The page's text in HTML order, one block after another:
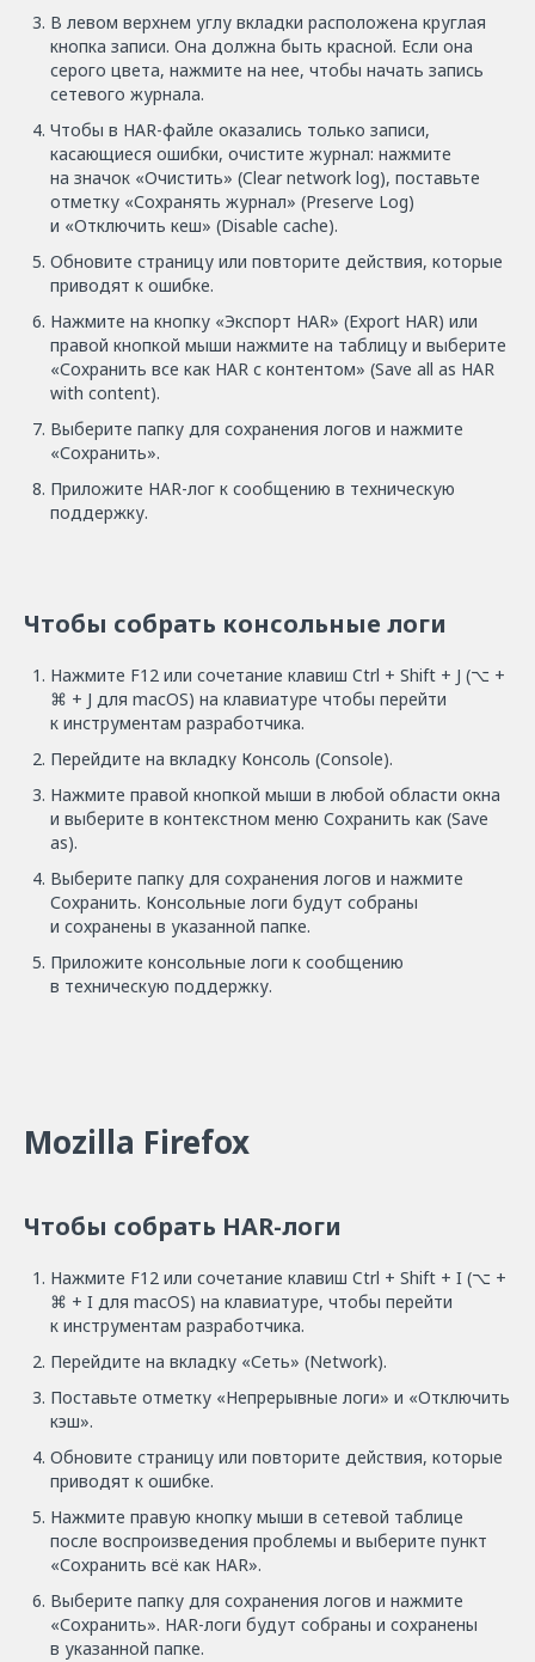
В левом верхнем углу вкладки расположена круглая
кнопка записи. Она должна быть красной. Если она
серого цвета, нажмите на нее, чтобы начать запись
сетевого журнала.
Чтобы в HAR-файле оказались только записи,
касающиеся ошибки, очистите журнал: нажмите
на значок «Очистить» (Clear network log), поставьте
отметку «Сохранять журнал» (Preserve Log)
и «Отключить кеш» (Disable cache).
Обновите страницу или повторите действия, которые
приводят к ошибке.
Нажмите на кнопку «Экспорт HAR» (Export HAR) или
правой кнопкой мыши нажмите на таблицу и выберите
«Сохранить все как HAR с контентом» (Save all as HAR
with content).
Выберите папку для сохранения логов и нажмите
«Сохранить».
Приложите HAR-лог к сообщению в техническую
поддержку.
Чтобы собрать консольные логи
Нажмите F12 или сочетание клавиш Ctrl + Shift + J (⌥ +
⌘ + J для macOS) на клавиатуре чтобы перейти
к инструментам разработчика.
Перейдите на вкладку Консоль (Console).
Нажмите правой кнопкой мыши в любой области окна
и выберите в контекстном меню Сохранить как (Save
as).
Выберите папку для сохранения логов и нажмите
Сохранить. Консольные логи будут собраны
и сохранены в указанной папке.
Приложите консольные логи к сообщению
в техническую поддержку.
Mozilla Firefox
Чтобы собрать HAR-логи
Нажмите F12 или сочетание клавиш Ctrl + Shift + I (⌥ +
⌘ + I для macOS) на клавиатуре, чтобы перейти
к инструментам разработчика.
Перейдите на вкладку «Сеть» (Network).
Поставьте отметку «Непрерывные логи» и «Отключить
кэш».
Обновите страницу или повторите действия, которые
приводят к ошибке.
Нажмите правую кнопку мыши в сетевой таблице
после воспроизведения проблемы и выберите пункт
«Сохранить всё как HAR».
Выберите папку для сохранения логов и нажмите
«Сохранить». HAR-логи будут собраны и сохранены
в указанной папке.